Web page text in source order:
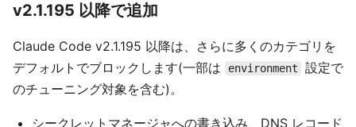
v2.1.195 以降で追加
Claude Code v2.1.195 以降は、さらに多くのカテゴリを
デフォルトでブロックします(一部は
environment
設定で
のチューニング対象を含む)。
シークレットマネージャへの書き込み、DNS レコード